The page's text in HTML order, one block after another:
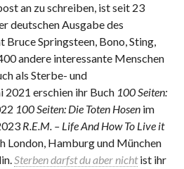
an zu schreiben, ist seit 23
deutschen Ausgabe des
Bruce Springsteen, Bono, Sting,
andere interessante Menschen
als Sterbe- und
erschien ihr Buch 100 Seiten:
100 Seiten: Die Toten Hosen im
R.E.M. – Life And How To Live it
London, Hamburg und München
Sterben darfst du aber nichtist ihr